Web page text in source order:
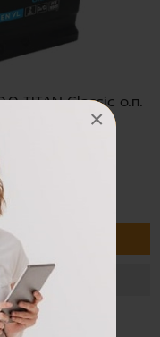
×
TITAN Classic о.п.